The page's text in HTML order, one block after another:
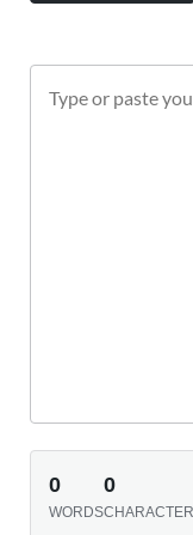
0
WORDS
0